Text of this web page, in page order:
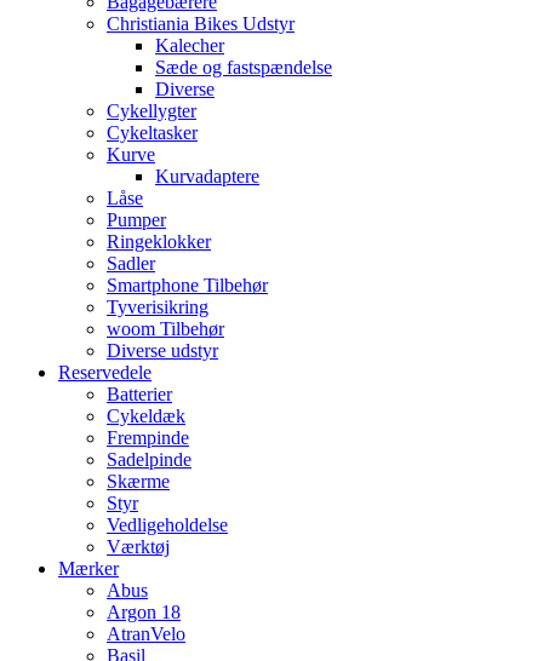
Christiania Bikes Udstyr
Kalecher
Sæde og fastspændelse
Diverse
Cykellygter
Cykeltasker
Kurve
Kurvadaptere
Låse
Pumper
Ringeklokker
Sadler
Smartphone Tilbehør
Tyverisikring
woom Tilbehør
Diverse udstyr
Reservedele
Batterier
Cykeldæk
Frempinde
Sadelpinde
Skærme
Styr
Vedligeholdelse
Værktøj
Mærker
Abus
Argon 18
AtranVelo
Basil